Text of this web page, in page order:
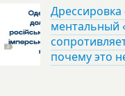
ментальный
почему это